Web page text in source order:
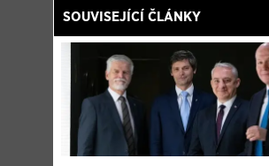
SOUVISEJÍCÍ ČLÁNKY